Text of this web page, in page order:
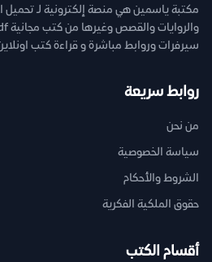
مكتبة ياسمين هي منصة إلكترونية لـ تحميل
سيرفرات وروابط مباشرة و قراءة كتب
روابط سريعة
من نحن
سياسة الخصوصية
الشروط والأحكام
حقوق الملكية الفكرية
أقسام الكتب